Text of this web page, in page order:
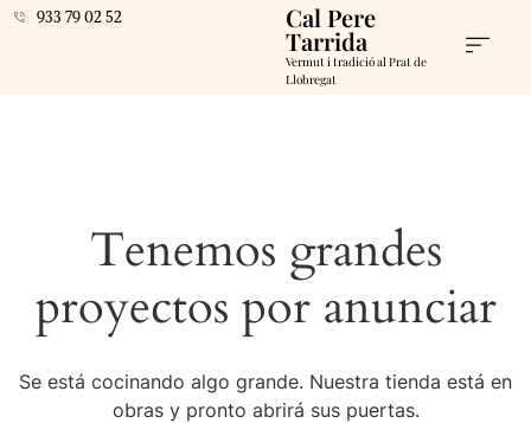
933 79 02 52 Cal Pere
Tarrida
Vermut i tradició al Prat de
Llobregat
Tenemos grandes
proyectos por anunciar
Se está cocinando algo grande. Nuestra tienda está en
obras y pronto abrirá sus puertas.